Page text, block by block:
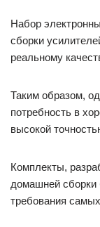
Набор
сборки
реальному
Таким образом,
потребность в
высокой
Комплекты,
домашней сборки
требования